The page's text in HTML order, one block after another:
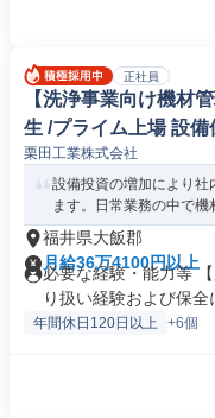
正社員
【洗浄事業向け機材
生 /プライム上場 設
栗田工業株式会社
設備投資の増加により
ます。日常業務の中で機
福井県大飯郡
月給36万4100円以上
必要な経験・能力等
り扱い経験および保全
年間休日120日以上 +6個